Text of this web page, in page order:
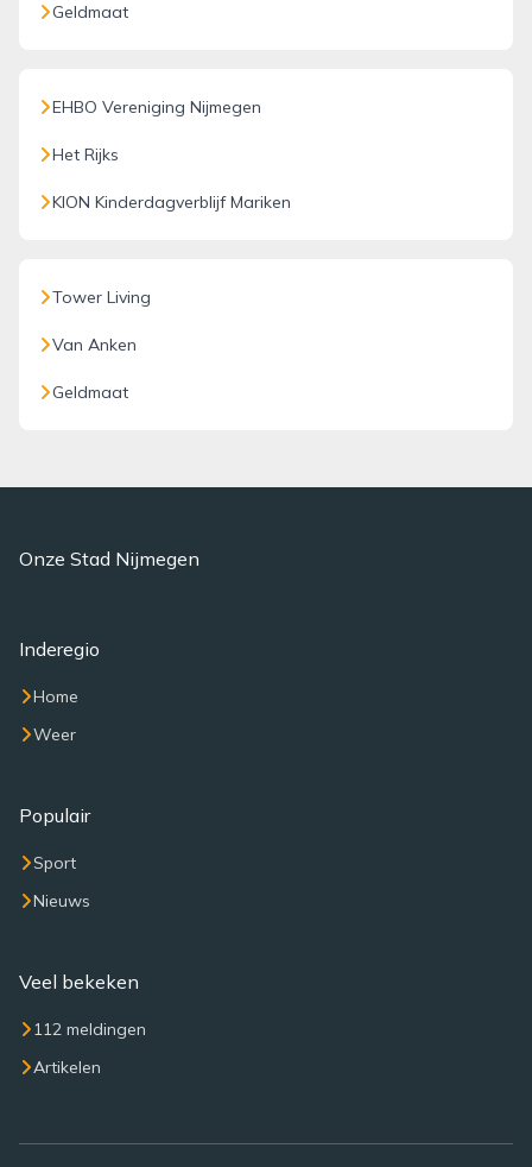
Geldmaat
EHBO Vereniging Nijmegen
Het Rijks
KION Kinderdagverblijf Mariken
Tower Living
Van Anken
Geldmaat
Onze Stad Nijmegen
Inderegio
Home
Weer
Populair
Sport
Nieuws
Veel bekeken
112 meldingen
Artikelen